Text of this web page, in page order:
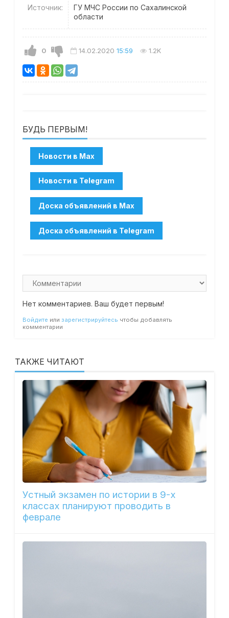
Источник:
ГУ МЧС России по Сахалинской
области
0 14.02.2020 15:59 1.2K
БУДЬ ПЕРВЫМ!
Нет комментариев. Ваш будет первым!
Войдите или зарегистрируйтесь чтобы добавлять
комментарии
ТАКЖЕ ЧИТАЮТ
Устный экзамен по истории в 9-х
классах планируют проводить в
феврале